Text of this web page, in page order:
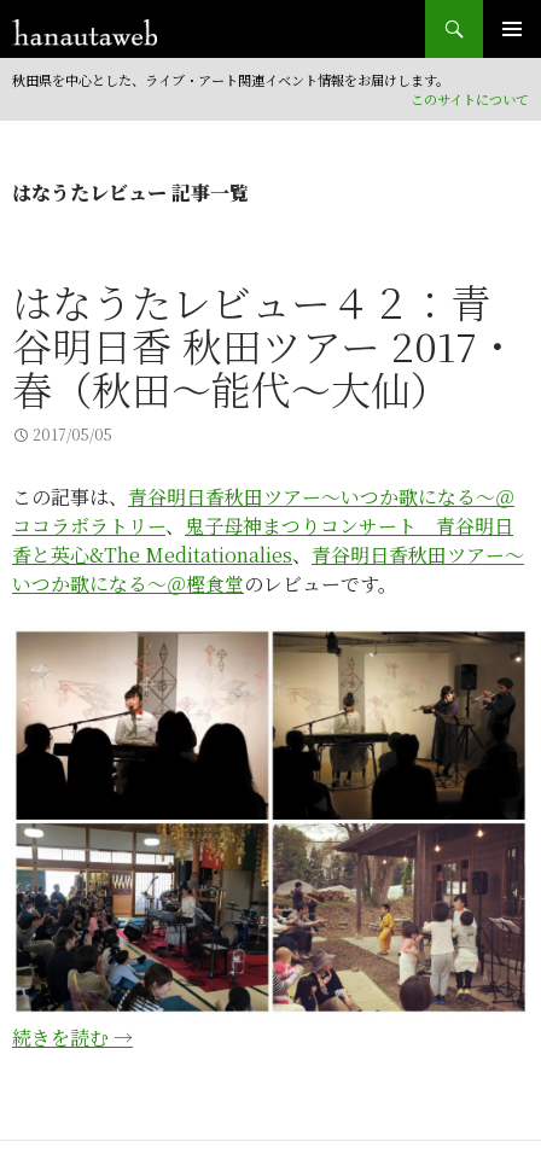
検索
コンテンツへ移動
秋田県を中心とした、ライブ・アート関連イベント情報をお届けします。
このサイトについて
はなうたレビュー 記事一覧
はなうたレビュー４２：青
谷明日香 秋田ツアー 2017・
春（秋田～能代～大仙）
2017/05/05
この記事は、 青谷明日香秋田ツアー～いつか歌になる～＠
ココラボラトリー、 鬼子母神まつりコンサート 青谷明日
香と英心&The Meditationalies、 青谷明日香秋田ツアー～
いつか歌になる～＠樫食堂のレビューです。
続きを読む →